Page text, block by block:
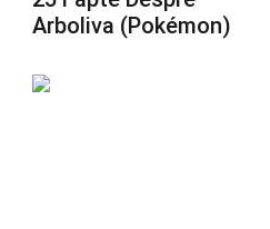
Arboliva (Pokémon)